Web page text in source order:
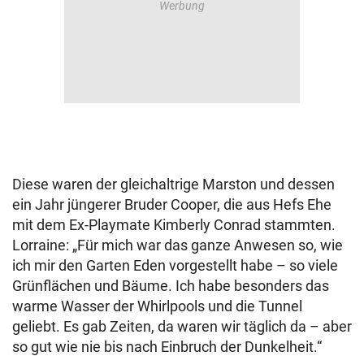
Diese waren der gleichaltrige Marston und dessen
ein Jahr jüngerer Bruder Cooper, die aus Hefs Ehe
mit dem Ex-Playmate Kimberly Conrad stammten.
Lorraine: „Für mich war das ganze Anwesen so, wie
ich mir den Garten Eden vorgestellt habe – so viele
Grünflächen und Bäume. Ich habe besonders das
warme Wasser der Whirlpools und die Tunnel
geliebt. Es gab Zeiten, da waren wir täglich da – aber
so gut wie nie bis nach Einbruch der Dunkelheit.“